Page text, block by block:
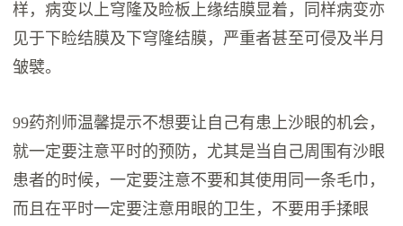
样，病变以上穹隆及睑板上缘结膜显着，同样病变亦
见于下睑结膜及下穹隆结膜，严重者甚至可侵及半月
皱襞。
99药剂师温馨提示不想要让自己有患上沙眼的机会，
就一定要注意平时的预防，尤其是当自己周围有沙眼
患者的时候，一定要注意不要和其使用同一条毛巾，
而且在平时一定要注意用眼的卫生，不要用手揉眼